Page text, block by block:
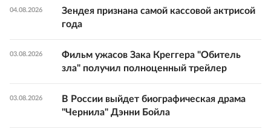
04.08.2026
Зендея признана самой кассовой актрисой
года
03.08.2026
Фильм ужасов Зака Креггера "Обитель
зла" получил полноценный трейлер
03.08.2026
В России выйдет биографическая драма
"Чернила" Дэнни Бойла